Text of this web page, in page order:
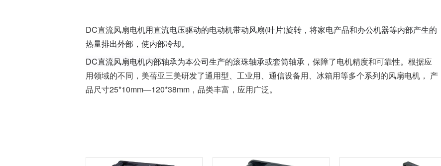
美蓓亚三美的散热风扇、杆端关
节轴承、步进电机、滚珠轴承等
产品在光伏逆变器、储能变流
器、基站天线、风力发电、监控
美蓓亚三美的NMB风扇提供防水
随着产业升级，机器人的智能化
研发面临更多的挑战。美蓓亚三
美的散热风扇、无刷直流电机、
6轴力传感器、锂离子电池IC、
美蓓亚三美的微型滚珠轴承、电
机产品、传感器广泛应用于各种
球面轴承
滚子轴承
轴承衬套
风扇电机
大型DC直流鼓风机
Wavy Nozzle 威诺泽
执行器
触觉线性振动马达（LRA）
座便器电动开关电机
地面数字广播接收用 薄膜天线
功率电感器、变压器、线圈
转向传感器用线圈
功率电感器
社长致辞
全球驻地
历史沿革
集团品牌
联系我们
CSR采购
原材料采购申请表
品质管理/保证
DC直流风扇电机用直流电压驱动的电动机带动风扇(叶片)旋转，将家电产品和办公机器等内部产生的
热量排出外部，使内部冷却。
DC直流风扇电机内部轴承为本公司生产的滚珠轴承或套筒轴承， 保障了电机精度和可靠性。根据应
用领域的不同，美蓓亚三美研发了通用型、工业用、通信设备用、冰箱用等多个系列的风扇电机， 产
品尺寸25*10mm—120*38mm，品类丰富，应用广泛。